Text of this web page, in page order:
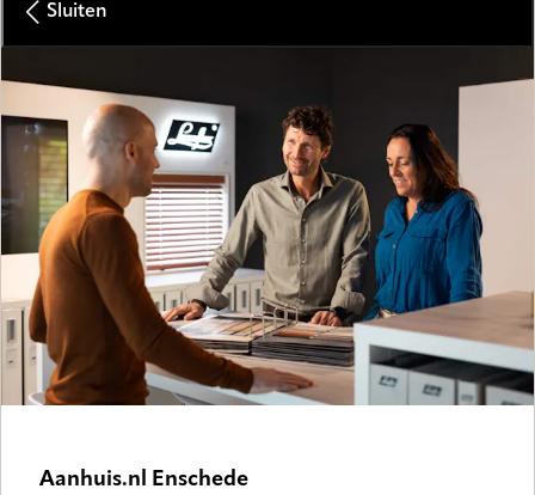
Sluiten
Aanhuis.nl Enschede